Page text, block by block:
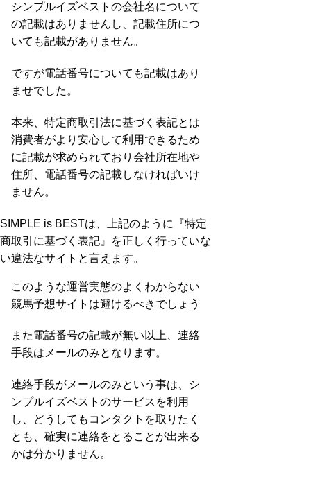
シンプルイズベストの会社名について
の記載はありませんし、記載住所につ
いても記載がありません。
ですが電話番号についても記載はあり
ませでした。
本来、特定商取引法に基づく表記とは
消費者がより安心して利用できるため
に記載が求められており会社所在地や
住所、電話番号の記載しなければいけ
ません。
SIMPLE is BESTは、上記のように『特定
商取引に基づく表記』を正しく行っていな
い違法なサイトと言えます。
このような運営実態のよくわからない
競馬予想サイトは避けるべきでしょう
また電話番号の記載が無い以上、連絡
手段はメールのみとなります。
連絡手段がメールのみという事は、シ
ンプルイズベストのサービスを利用
し、どうしてもコンタクトを取りたく
とも、確実に連絡をとることが出来る
かは分かりません。